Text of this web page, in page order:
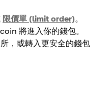
限價單 (limit order)。
將進入你的錢包。
，或轉入更安全的錢包